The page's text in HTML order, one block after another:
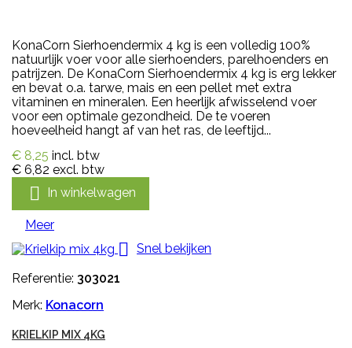
KonaCorn Sierhoendermix 4 kg is een volledig 100%
natuurlijk voer voor alle sierhoenders, parelhoenders en
patrijzen. De KonaCorn Sierhoendermix 4 kg is erg lekker
en bevat o.a. tarwe, mais en een pellet met extra
vitaminen en mineralen. Een heerlijk afwisselend voer
voor een optimale gezondheid. De te voeren
hoeveelheid hangt af van het ras, de leeftijd...
€ 8,25 incl. btw
€ 6,82 excl. btw
 In winkelwagen
Meer
 Snel bekijken
Referentie: 303021
Merk: Konacorn
KRIELKIP MIX 4KG